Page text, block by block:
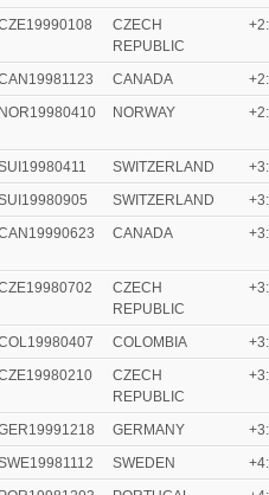
CZECH
REPUBLIC
CANADA
NOR19980410 NORWAY
SWITZERLAND
SWITZERLAND
CANADA
CZECH
REPUBLIC
COLOMBIA
CZECH
REPUBLIC
GERMANY
SWEDEN